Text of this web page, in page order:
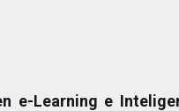
e-Learning e